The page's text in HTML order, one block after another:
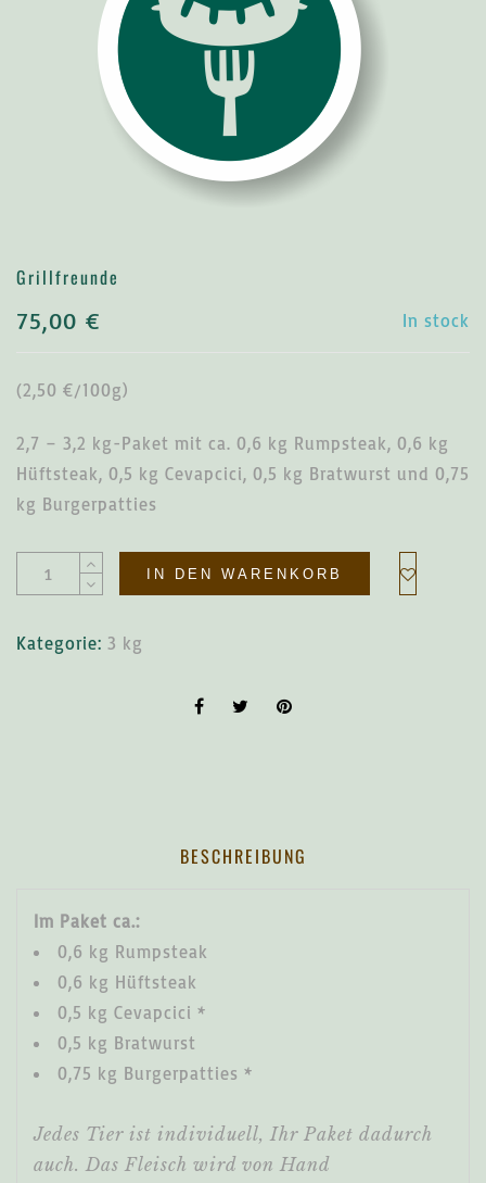
Grillfreunde
75,00 € In stock
(2,50 €/100g)
2,7 – 3,2 kg-Paket mit ca. 0,6 kg Rumpsteak, 0,6 kg
Hüftsteak, 0,5 kg Cevapcici, 0,5 kg Bratwurst und 0,75
kg Burgerpatties
IN DEN WARENKORB
Alternative:
Kategorie: 3 kg
BESCHREIBUNG
Im Paket ca.:
0,6 kg Rumpsteak
0,6 kg Hüftsteak
0,5 kg Cevapcici *
0,5 kg Bratwurst
0,75 kg Burgerpatties *
Jedes Tier ist individuell, Ihr Paket dadurch
auch. Das Fleisch wird von Hand